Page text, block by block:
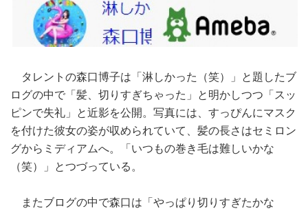
タレントの森口博子は「淋しかった（笑）」と題したブ
ログの中で「髪、切りすぎちゃった」と明かしつつ「スッ
ピンで失礼」と近影を公開。写真には、すっぴんにマスク
を付けた彼女の姿が収められていて、髪の長さはセミロン
グからミディアムへ。「いつもの巻き毛は難しいかな
（笑）」とつづっている。
またブログの中で森口は「やっぱり切りすぎたかな